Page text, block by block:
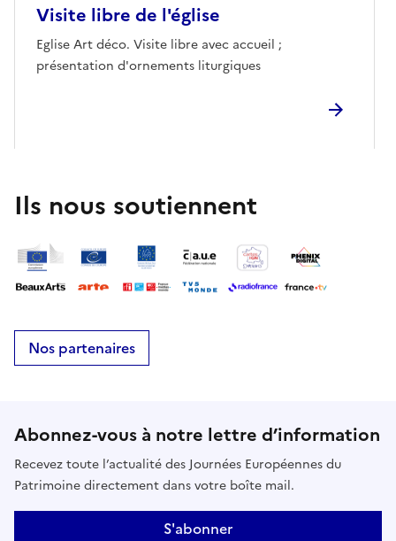
Visite libre de l'église
Eglise Art déco. Visite libre avec accueil ;
présentation d'ornements liturgiques
Ils nous soutiennent
Nos partenaires
Abonnez-vous à notre lettre d’information
Recevez toute l’actualité des Journées Européennes du
Patrimoine directement dans votre boîte mail.
S'abonner